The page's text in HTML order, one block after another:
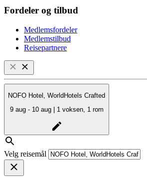
Fordeler og tilbud
Medlemsfordeler
Medlemstilbud
Reisepartnere
NOFO Hotel, WorldHotels Crafted
9 aug - 10 aug | 1 voksen, 1 rom
Velg reisemål